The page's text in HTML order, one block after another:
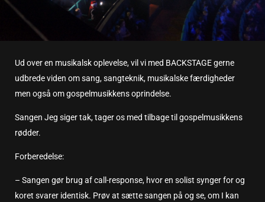
Ud over en musikalsk oplevelse, vil vi med BACKSTAGE gerne
udbrede viden om sang, sangteknik, musikalske færdigheder
men også om gospelmusikkens oprindelse.
Sangen Jeg siger tak, tager os med tilbage til gospelmusikkens
rødder.
Forberedelse:
– Sangen gør brug af call-response, hvor en solist synger for og
koret svarer identisk. Prøv at sætte sangen på og se, om I kan